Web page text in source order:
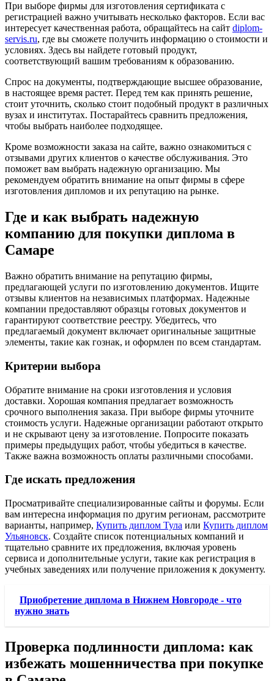
При выборе фирмы для изготовления сертификата с
регистрацией важно учитывать несколько факторов. Если вас
интересует качественная работа, обращайтесь на сайт diplom-
servis.ru, где вы сможете получить информацию о стоимости и
условиях. Здесь вы найдете готовый продукт,
соответствующий вашим требованиям к образованию.
Спрос на документы, подтверждающие высшее образование,
в настоящее время растет. Перед тем как принять решение,
стоит уточнить, сколько стоит подобный продукт в различных
вузах и институтах. Постарайтесь сравнить предложения,
чтобы выбрать наиболее подходящее.
Кроме возможности заказа на сайте, важно ознакомиться с
отзывами других клиентов о качестве обслуживания. Это
поможет вам выбрать надежную организацию. Мы
рекомендуем обратить внимание на опыт фирмы в сфере
изготовления дипломов и их репутацию на рынке.
Где и как выбрать надежную
компанию для покупки диплома в
Самаре
Важно обратить внимание на репутацию фирмы,
предлагающей услуги по изготовлению документов. Ищите
отзывы клиентов на независимых платформах. Надежные
компании предоставляют образцы готовых документов и
гарантируют соответствие реестру. Убедитесь, что
предлагаемый документ включает оригинальные защитные
элементы, такие как гознак, и оформлен по всем стандартам.
Критерии выбора
Обратите внимание на сроки изготовления и условия
доставки. Хорошая компания предлагает возможность
срочного выполнения заказа. При выборе фирмы уточните
стоимость услуги. Надежные организации работают открыто
и не скрывают цену за изготовление. Попросите показать
примеры предыдущих работ, чтобы убедиться в качестве.
Также важна возможность оплаты различными способами.
Где искать предложения
Просматривайте специализированные сайты и форумы. Если
вам интересна информация по другим регионам, рассмотрите
варианты, например, Купить диплом Тула или Купить диплом
Ульяновск. Создайте список потенциальных компаний и
тщательно сравните их предложения, включая уровень
сервиса и дополнительные услуги, такие как регистрация в
учебных заведениях или получение приложения к документу.
Приобретение диплома в Нижнем Новгороде - что
нужно знать
Проверка подлинности диплома: как
избежать мошенничества при покупке